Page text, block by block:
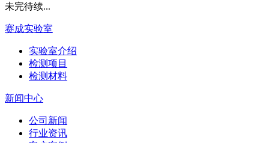
未完待续...
赛成实验室
实验室介绍
检测项目
检测材料
新闻中心
公司新闻
行业资讯